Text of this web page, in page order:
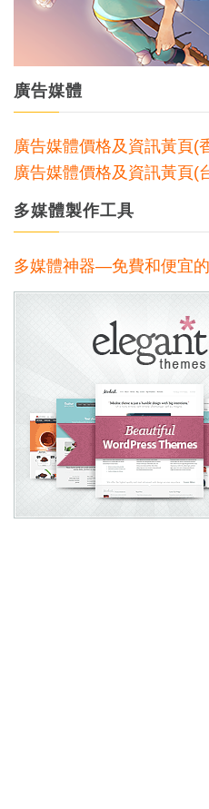
廣告媒體
廣告媒體價格及資訊黃頁(
廣告媒體價格及資訊黃頁(
多媒體製作工具
多媒體神器—免費和便宜